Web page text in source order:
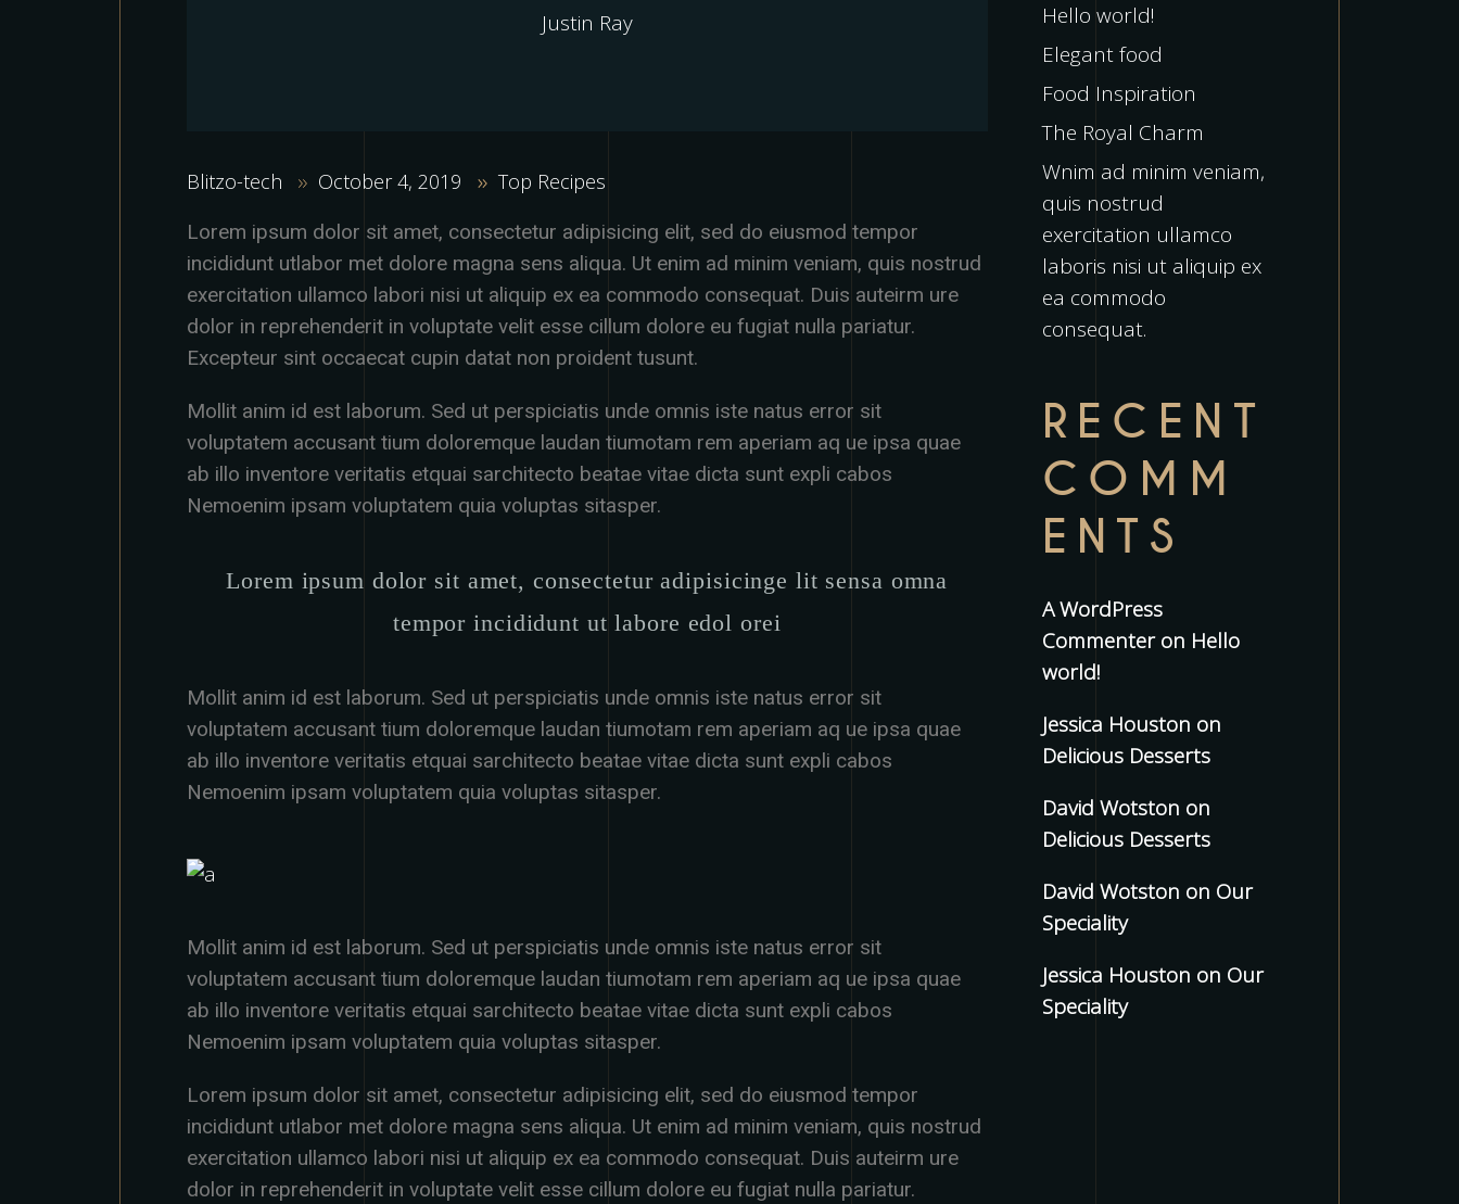
Justin Ray
Blitzo-tech October 4, 2019 Top Recipes
Lorem ipsum dolor sit amet, consectetur adipisicing elit, sed do eiusmod tempor
incididunt utlabor met dolore magna sens aliqua. Ut enim ad minim veniam, quis nostrud
exercitation ullamco labori nisi ut aliquip ex ea commodo consequat. Duis auteirm ure
dolor in reprehenderit in voluptate velit esse cillum dolore eu fugiat nulla pariatur.
Excepteur sint occaecat cupin datat non proident tusunt.
Mollit anim id est laborum. Sed ut perspiciatis unde omnis iste natus error sit
voluptatem accusant tium doloremque laudan tiumotam rem aperiam aq ue ipsa quae
ab illo inventore veritatis etquai sarchitecto beatae vitae dicta sunt expli cabos
Nemoenim ipsam voluptatem quia voluptas sitasper.
Lorem ipsum dolor sit amet, consectetur adipisicinge lit sensa omna
tempor incididunt ut labore edol orei
Mollit anim id est laborum. Sed ut perspiciatis unde omnis iste natus error sit
voluptatem accusant tium doloremque laudan tiumotam rem aperiam aq ue ipsa quae
ab illo inventore veritatis etquai sarchitecto beatae vitae dicta sunt expli cabos
Nemoenim ipsam voluptatem quia voluptas sitasper.
Mollit anim id est laborum. Sed ut perspiciatis unde omnis iste natus error sit
voluptatem accusant tium doloremque laudan tiumotam rem aperiam aq ue ipsa quae
ab illo inventore veritatis etquai sarchitecto beatae vitae dicta sunt expli cabos
Nemoenim ipsam voluptatem quia voluptas sitasper.
Lorem ipsum dolor sit amet, consectetur adipisicing elit, sed do eiusmod tempor
incididunt utlabor met dolore magna sens aliqua. Ut enim ad minim veniam, quis nostrud
exercitation ullamco labori nisi ut aliquip ex ea commodo consequat. Duis auteirm ure
dolor in reprehenderit in voluptate velit esse cillum dolore eu fugiat nulla pariatur.
Hello world!
Elegant food
Food Inspiration
The Royal Charm
Wnim ad minim veniam,
quis nostrud
exercitation ullamco
laboris nisi ut aliquip ex
ea commodo
consequat.
RECENT
COMM
ENTS
A WordPress
Commenteron Hello
world!
Jessica Houston on
Delicious Desserts
David Wotston on
Delicious Desserts
David Wotston on Our
Speciality
Jessica Houston on Our
Speciality